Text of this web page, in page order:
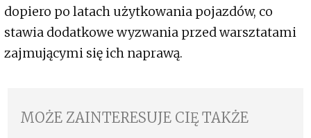
dopiero po latach użytkowania pojazdów, co
stawia dodatkowe wyzwania przed warsztatami
zajmującymi się ich naprawą.
MOŻE ZAINTERESUJE CIĘ TAKŻE